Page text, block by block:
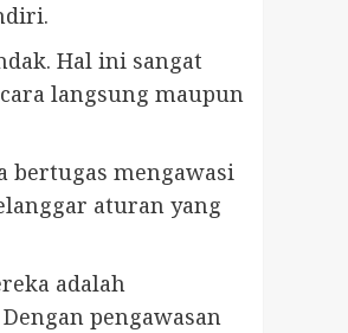
Hal ini sangat
langsung maupun
bertugas mengawasi
aturan yang
adalah
pengawasan